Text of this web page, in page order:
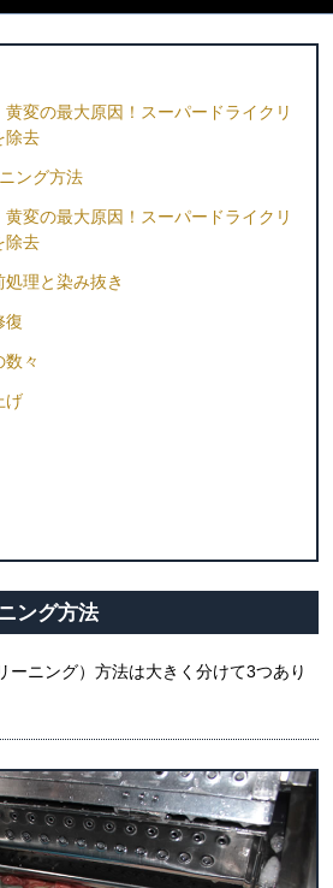
変の最大原因！スーパードライクリ
除去
ング方法
変の最大原因！スーパードライクリ
除去
理と染み抜き
復
々
げ
ング方法
ーニング）方法は大きく分けて3つあり